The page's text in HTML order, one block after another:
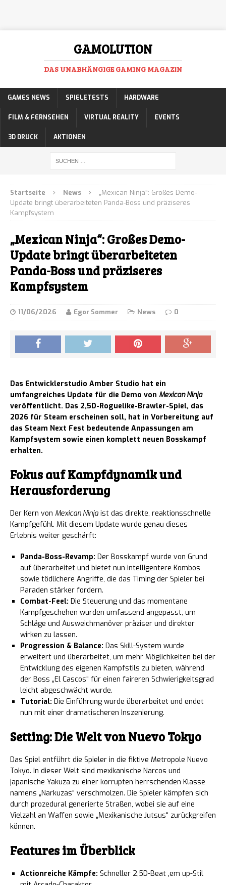
GAMOLUTION
DAS UNABHÄNGIGE GAMING MAGAZIN
GAMES NEWS SPIELETESTS HARDWARE
FILM & FERNSEHEN VIRTUAL REALITY EVENTS
3D DRUCK AKTIONEN
Startseite News
„Mexican Ninja“: Großes Demo-
Update bringt überarbeiteten Panda-Boss und präziseres
Kampfsystem
„Mexican Ninja“: Großes Demo-
Update bringt überarbeiteten
Panda-Boss und präziseres
Kampfsystem
11/06/2026 Egor Sommer News 0
Das Entwicklerstudio Amber Studio hat ein
umfangreiches Update für die Demo von Mexican Ninja
veröffentlicht. Das 2,5D-Roguelike-Brawler-Spiel, das
2026 für Steam erscheinen soll, hat in Vorbereitung auf
das Steam Next Fest bedeutende Anpassungen am
Kampfsystem sowie einen komplett neuen Bosskampf
erhalten.
Fokus auf Kampfdynamik und
Herausforderung
Der Kern von Mexican Ninja ist das direkte, reaktionsschnelle
Kampfgefühl. Mit diesem Update wurde genau dieses
Erlebnis weiter geschärft:
Panda-Boss-Revamp: Der Bosskampf wurde von Grund
auf überarbeitet und bietet nun intelligentere Kombos
sowie tödlichere Angriffe, die das Timing der Spieler bei
Paraden stärker fordern.
Combat-Feel: Die Steuerung und das momentane
Kampfgeschehen wurden umfassend angepasst, um
Schläge und Ausweichmanöver präziser und direkter
wirken zu lassen.
Progression & Balance: Das Skill-System wurde
erweitert und überarbeitet, um mehr Möglichkeiten bei der
Entwicklung des eigenen Kampfstils zu bieten, während
der Boss „El Cascos“ für einen faireren Schwierigkeitsgrad
leicht abgeschwächt wurde.
Tutorial: Die Einführung wurde überarbeitet und endet
nun mit einer dramatischeren Inszenierung.
Setting: Die Welt von Nuevo Tokyo
Das Spiel entführt die Spieler in die fiktive Metropole Nuevo
Tokyo. In dieser Welt sind mexikanische Narcos und
japanische Yakuza zu einer korrupten herrschenden Klasse
namens „Narkuzas“ verschmolzen. Die Spieler kämpfen sich
durch prozedural generierte Straßen, wobei sie auf eine
Vielzahl an Waffen sowie „Mexikanische Jutsus“ zurückgreifen
können.
Features im Überblick
Actionreiche Kämpfe: Schneller 2,5D-Beat ‚em up-Stil